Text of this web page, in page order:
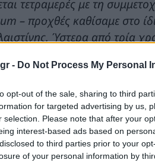
- Do Not Process My Personal
opt-out of the sale, sharing to third
for targeted advertising by us,
selection. Please note that after your
interest-based ads based on
to third parties prior to your
of your personal information by
τετραμερές με τη
– προχθές καθίσαμε στο
Ύστερα από τρία
διάδρομο και το
Μεσόγειος και η
»,
είπε
τησημασία, δε, των
GREGY, ο Υπουργός
περισσότερα να